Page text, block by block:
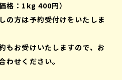
格：1kg 400円）
の方は予約受付けをいたしま
もお受けいたしますので、お
わせください。